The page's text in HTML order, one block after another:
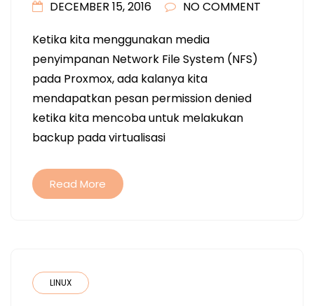
DECEMBER 15, 2016
NO COMMENT
Ketika kita menggunakan media
penyimpanan Network File System (NFS)
pada Proxmox, ada kalanya kita
mendapatkan pesan permission denied
ketika kita mencoba untuk melakukan
backup pada virtualisasi
Read More
LINUX